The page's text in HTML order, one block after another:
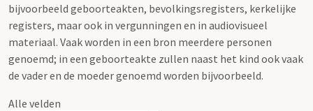
bijvoorbeeld geboorteakten, bevolkingsregisters, kerkelijke
registers, maar ook in vergunningen en in audiovisueel
materiaal. Vaak worden in een bron meerdere personen
genoemd; in een geboorteakte zullen naast het kind ook vaak
de vader en de moeder genoemd worden bijvoorbeeld.
Alle velden